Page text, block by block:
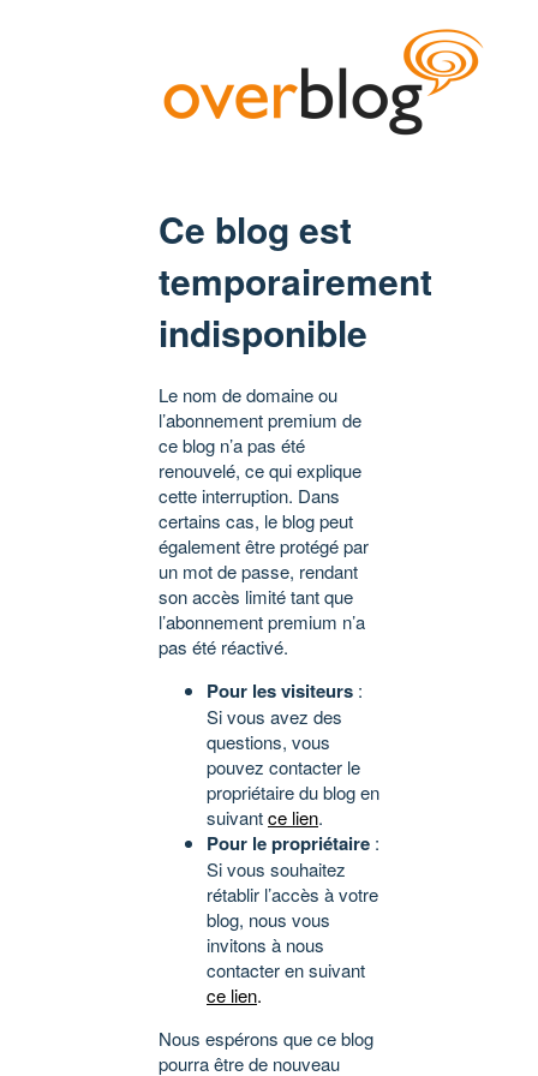
Ce blog est
temporairement
indisponible
Le nom de domaine ou
l’abonnement premium de
ce blog n’a pas été
renouvelé, ce qui explique
cette interruption. Dans
certains cas, le blog peut
également être protégé par
un mot de passe, rendant
son accès limité tant que
l’abonnement premium n’a
pas été réactivé.
Pour les visiteurs :
Si vous avez des
questions, vous
pouvez contacter le
propriétaire du blog en
suivantce lien.
Pour le propriétaire :
Si vous souhaitez
rétablir l’accès à votre
blog, nous vous
invitons à nous
contacter en suivant
ce lien.
Nous espérons que ce blog
pourra être de nouveau